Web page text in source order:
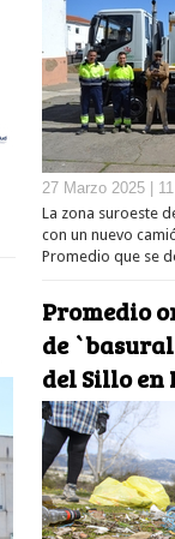
27 Marzo 2025 |
La zona suroeste
con un nuevo
Promedio que se
Promedio
de
del Sillo en